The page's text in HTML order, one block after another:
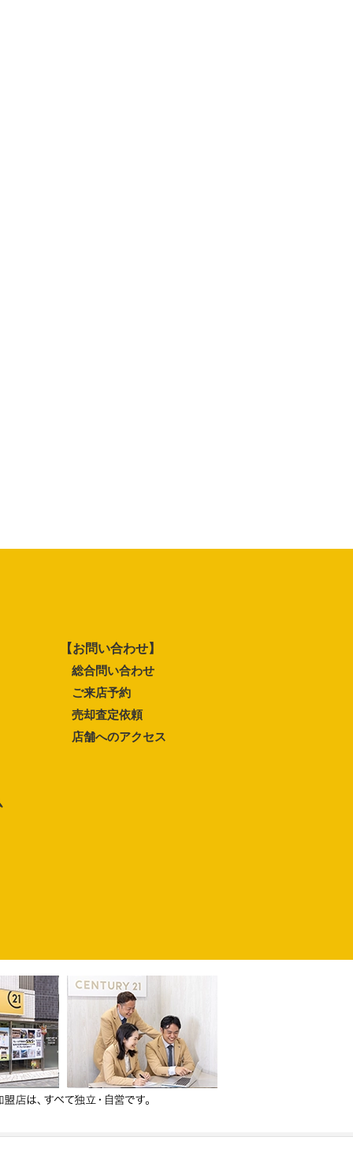
【お問い合わせ】
総合問い合わせ
ご来店予約
売却査定依頼
店舗へのアクセス